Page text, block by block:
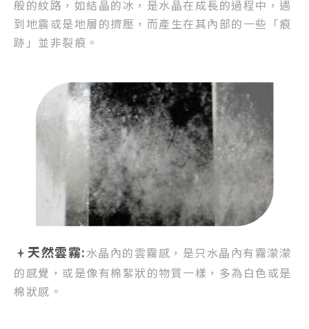
般的紋路， 如結晶的冰，是水晶在成長的過程中， 遇
到地震或是地層的擠壓， 而產生在其內部的一些「痕
跡」並非裂痕。
天然雲霧:水晶內的雲霧感， 是只水晶內有霧濛濛
的感覺， 或是像有棉絮狀的物質一樣， 多為白色或是
棉狀感。